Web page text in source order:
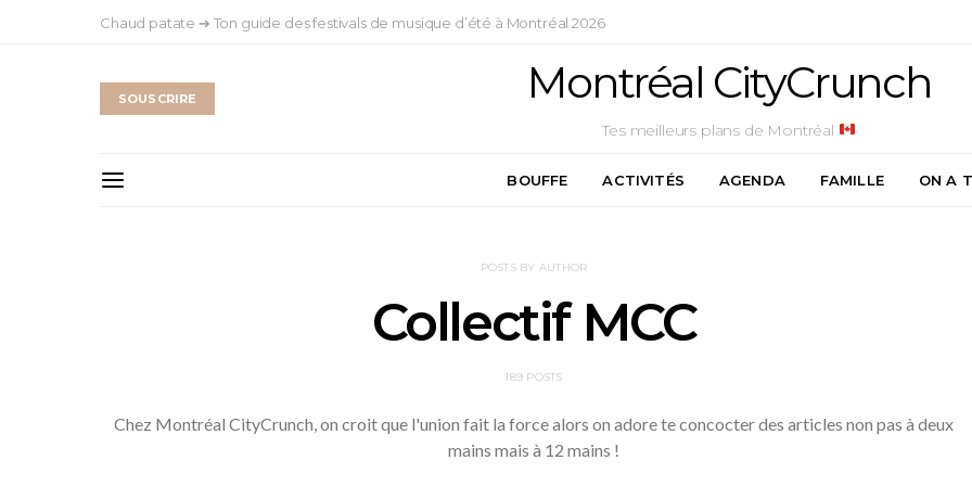
Chaud patate ➔ Ton guide des festivals de musique d’été à Montréal 2026
SOUSCRIRE Montréal CityCrunch
Tes meilleurs plans de Montréal
BOUFFE ACTIVITÉS AGENDA FAMILLE ON A
POSTS BY AUTHOR
Collectif MCC
189 POSTS
Chez Montréal CityCrunch, on croit que l'union fait la force alors on adore te concocter des articles non pas à deux
mains mais à 12 mains !